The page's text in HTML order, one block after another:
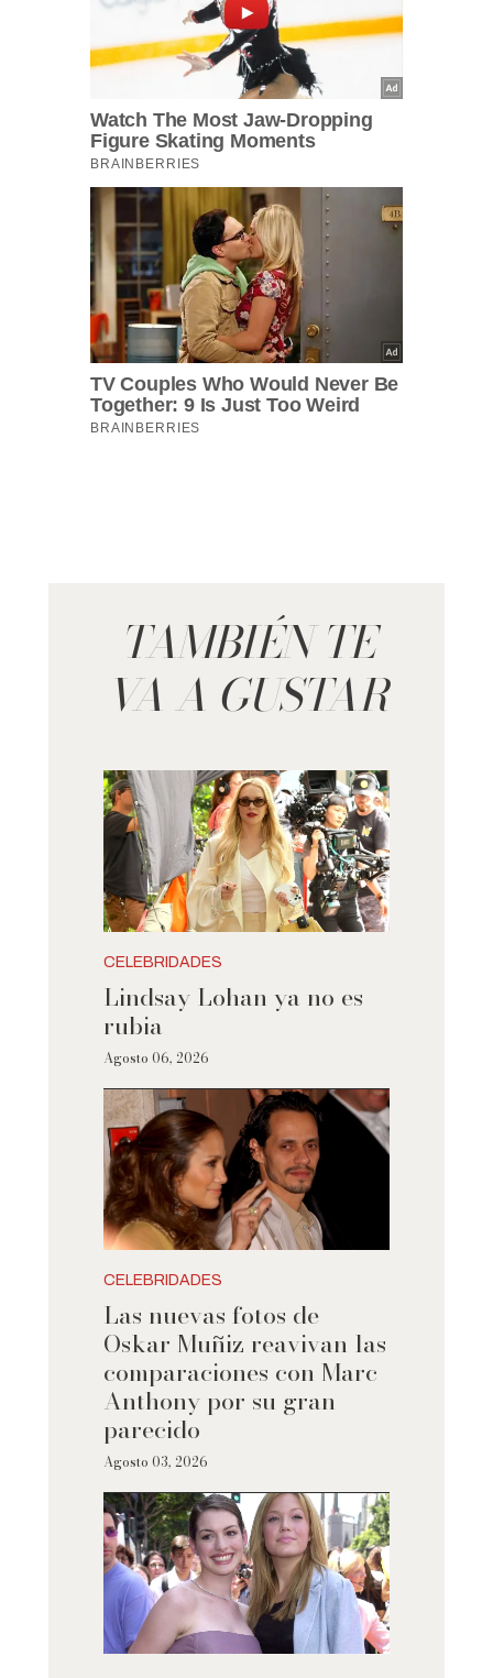
TAMBIÉN TE
VA A GUSTAR
CELEBRIDADES
Lindsay Lohan ya no es
rubia
Agosto 06, 2026
CELEBRIDADES
Las nuevas fotos de
Oskar Muñiz reavivan las
comparaciones con Marc
Anthony por su gran
parecido
Agosto 03, 2026